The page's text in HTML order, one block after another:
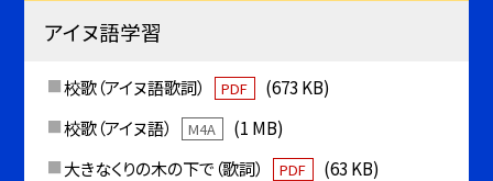
アイヌ語学習
校歌（アイヌ語歌詞） PDF
(673 KB)
校歌（アイヌ語）
M4A
(1 MB)
大きなくりの木の下で（歌詞）
PDF
(63 KB)